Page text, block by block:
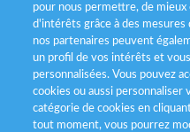
Services
Déclaration
pour nous permettre, de
d'intérêts grâce à des mesures
nos partenaires peuvent
un profil de vos intérêts et
personnalisées. Vous pouvez
cookies ou aussi
catégorie de cookies en
tout moment, vous pourrez